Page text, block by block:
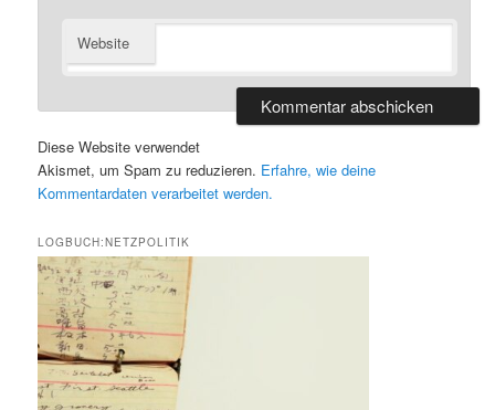
Website
Diese Website verwendet
Akismet, um Spam zu reduzieren. Erfahre, wie deine
Kommentardaten verarbeitet werden.
LOGBUCH:NETZPOLITIK